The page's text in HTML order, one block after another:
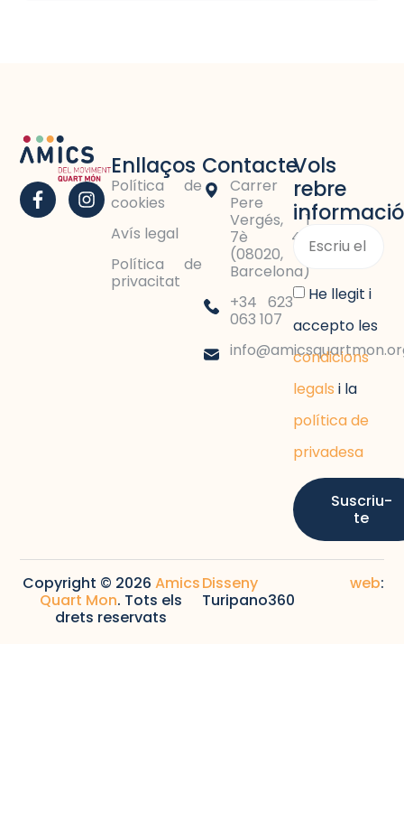
Enllaços
Política de
cookies
Avís legal
Política de
privacitat
Contacte
Carrer
Pere
Vergés, 1
7è 4a
(08020,
Barcelona)
+34 623
063 107
Vols
rebre
He llegit i
accepto les
condicions
legals i la
política de
privadesa
Suscriu-
te
Copyright © 2026 Amics
Quart Mon. Tots els
drets reservats
Disseny web:
Turipano360